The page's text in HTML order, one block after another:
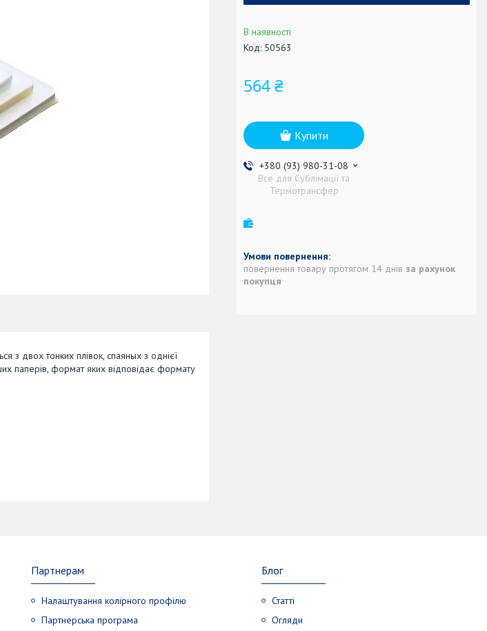
з двох тонких плівок, спаяных з однієї
паперів, формат яких відповідає формату
В наявності
Код: 50563
564 ₴
Купити
+380 (93) 980-31-08
Все для Сублімації та
Термотрансфер
повернення товару протягом 14 днів за рахунок
покупця
Партнерам
Налаштування колірного профілю
Партнерська програма
Блог
Статті
Огляди